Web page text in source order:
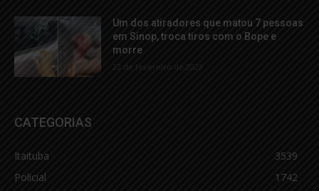
Um dos atiradores que matou 7 pessoas
em Sinop, troca tiros com o Bope e
morre
22 de fevereiro de 2023
CATEGORIAS
Itaituba
3539
Policial
1742